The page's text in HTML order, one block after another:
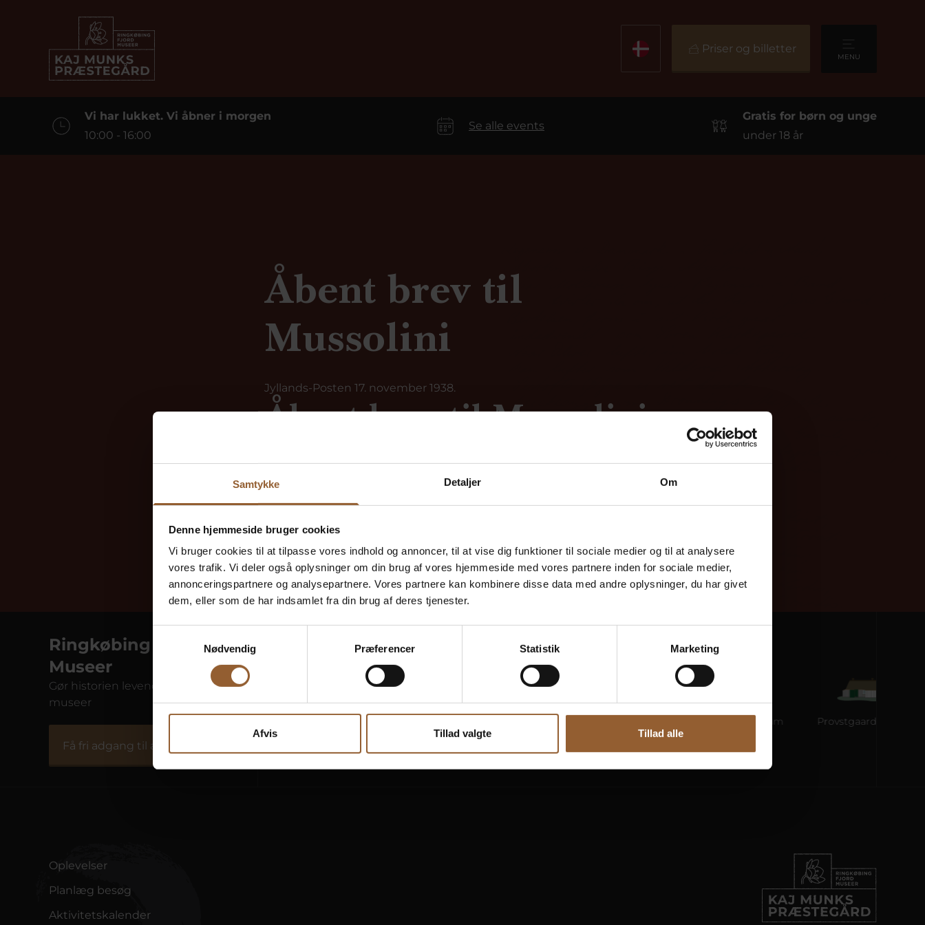
Samtykke Detaljer Om
Denne hjemmeside bruger cookies
Vi bruger cookies til at tilpasse vores indhold og annoncer, til at vise dig funktioner til sociale medier og til at analysere
vores trafik. Vi deler også oplysninger om din brug af vores hjemmeside med vores partnere inden for sociale medier,
annonceringspartnere og analysepartnere. Vores partnere kan kombinere disse data med andre oplysninger, du har givet
dem, eller som de har indsamlet fra din brug af deres tjenester.
Nødvendig
Præferencer Statistik Marketing
Afvis Tillad valgte Tillad alle
Priser og billetter
MENU
Vi har lukket. Vi åbner i morgen
10:00 - 16:00
Se alle events
Gratis for børn og unge
under 18 år
Åbent brev til
Mussolini
Jyllands-Posten 17. november 1938.
Åbent brev til Mussolini
(Dansk).
Åbent brev til Mussolini (Tysk).
Åbent brev til Mussolini (Engelsk).
Ringkøbing Fjord
Museer
Gør historien levende på 10
museer
Få fri adgang til alle museer
Provstgaards Jagthus
Oplevelser
Planlæg besøg
Aktivitetskalender